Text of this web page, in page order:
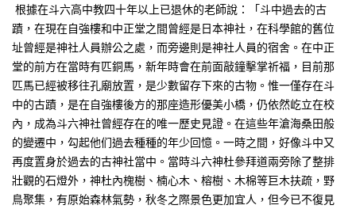
根據在斗六高中教四十年以上已退休的老師說：「斗中過去的古
蹟，在現在自強樓和中正堂之間曾經是日本神社，在科學館的舊位
址曾經是神社人員辦公之處，而旁邊則是神社人員的宿舍。在中正
堂的前方在當時有匹銅馬，新年時會在前面敲鐘擊掌祈福，目前那
匹馬已經被移往孔廟放置，是少數留存下來的古物。惟一僅存在斗
中的古蹟，是在自強樓後方的那座造形優美小橋，仍依然屹立在校
內，成為斗六神社曾經存在的唯一歷史見證。在這些年滄海桑田般
的變遷中，勾起他们過去種種的年少回憶。一時之間，好像斗中又
再度置身於過去的古神社當中。當時斗六神杜參拜道兩旁除了整排
壯觀的石燈外，神杜內槐樹、楠心木、榕樹、木棉等巨木扶疏，野
鳥聚集，有原始森林氣勢，秋冬之際景色更加宜人，但今已不復見